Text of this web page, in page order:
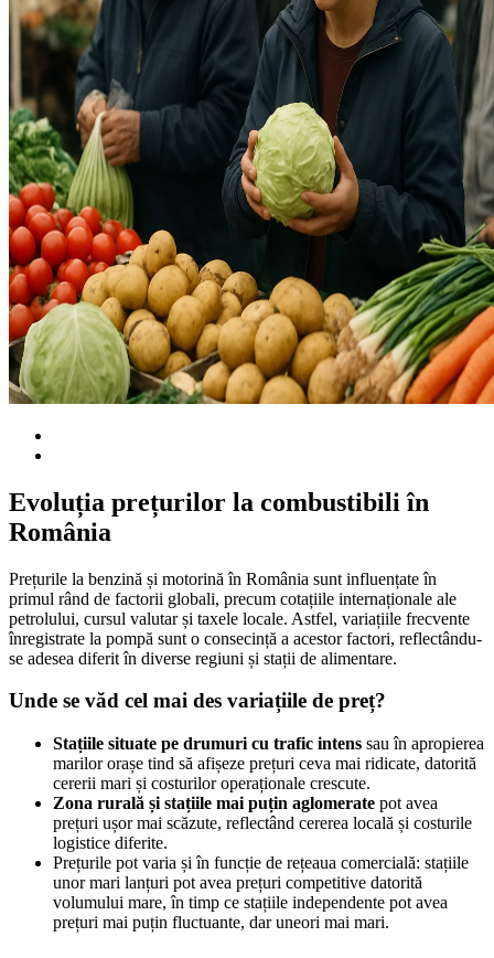
Evoluția prețurilor la combustibili în
România
Prețurile la benzină și motorină în România sunt influențate în
primul rând de factorii globali, precum cotațiile internaționale ale
petrolului, cursul valutar și taxele locale. Astfel, variațiile frecvente
înregistrate la pompă sunt o consecință a acestor factori, reflectându-
se adesea diferit în diverse regiuni și stații de alimentare.
Unde se văd cel mai des variațiile de preț?
Stațiile situate pe drumuri cu trafic intens sau în apropierea
marilor orașe tind să afișeze prețuri ceva mai ridicate, datorită
cererii mari și costurilor operaționale crescute.
Zona rurală și stațiile mai puțin aglomerate pot avea
prețuri ușor mai scăzute, reflectând cererea locală și costurile
logistice diferite.
Prețurile pot varia și în funcție de rețeaua comercială: stațiile
unor mari lanțuri pot avea prețuri competitive datorită
volumului mare, în timp ce stațiile independente pot avea
prețuri mai puțin fluctuante, dar uneori mai mari.